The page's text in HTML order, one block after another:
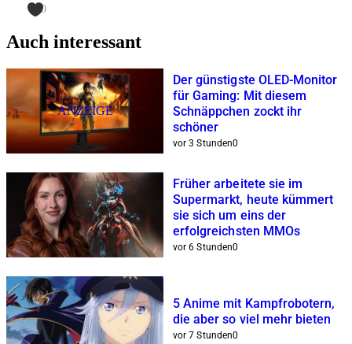
0
Auch interessant
ANZEIGE
Der günstigste OLED-Monitor
für Gaming: Mit diesem
Schnäppchen zockt ihr
schöner
vor 3 Stunden0
Früher arbeitete sie im
Supermarkt, heute kümmert
sie sich um eins der
erfolgreichsten MMOs
vor 6 Stunden0
5 Anime mit Kampfrobotern,
die aber so viel mehr bieten
vor 7 Stunden0